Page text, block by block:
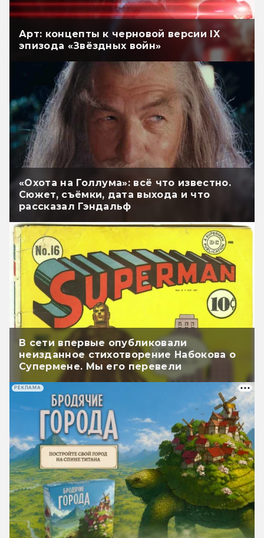
Арт: концепты к черновой версии IX
эпизода «Звёздных войн»
«Охота на Голлума»: всё что известно.
Сюжет, съёмки, дата выхода и что
рассказал Гэндальф
В сети впервые опубликовали
неизданное стихотворение Набокова о
Супермене. Мы его перевели
РЕКЛАМА